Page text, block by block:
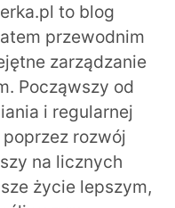
to blog
przewodnim
zarządzanie
Począwszy od
i regularnej
rozwój
na licznych
życie lepszym,